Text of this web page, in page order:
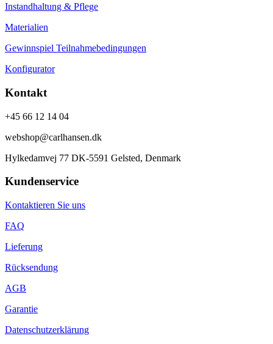
Instandhaltung & Pflege
Materialien
Gewinnspiel Teilnahmebedingungen
Konfigurator
Kontakt
+45 66 12 14 04
webshop@carlhansen.dk
Hylkedamvej 77 DK-5591 Gelsted, Denmark
Kundenservice
Kontaktieren Sie uns
FAQ
Lieferung
Rücksendung
AGB
Garantie
Datenschutzerklärung